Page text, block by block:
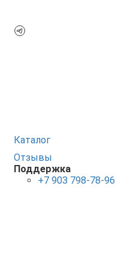
Каталог
Отзывы
Поддержка
+7 903 798-78-96